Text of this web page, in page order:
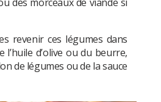
revenir ces légumes dans
l’huile d’olive ou du beurre,
de légumes ou de la sauce